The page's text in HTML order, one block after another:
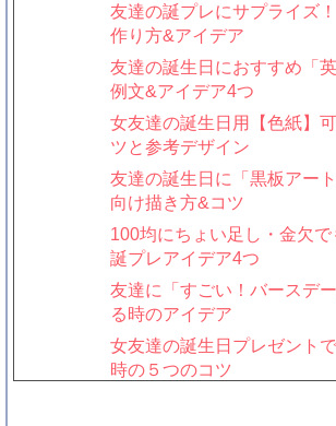
友達の誕プレにサプライズ
作り方&アイデア
友達の誕生日におすすめ「
例文&アイデア4つ
女友達の誕生日用【色紙】
ツと参考デザイン
友達の誕生日に「黒板アー
向け描き方&コツ
100均にちょい足し・金欠
誕プレアイデア4つ
友達に「すごい！バースデ
る時のアイデア
女友達の誕生日プレゼント
時の５つのコツ